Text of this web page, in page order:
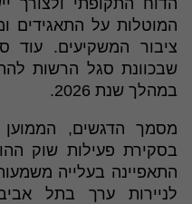
הדוח התקופתי ולצורך
המוטלות על התאגידים
ציבור המשקיעים. עוד
שבכוונת סגל הרשות
במהלך שנת 2026.
מסמך הדגשים, הממוען
התאפיינה בעלייה
לניירות ערך בתל